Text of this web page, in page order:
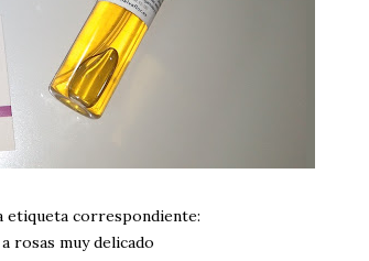
etiqueta correspondiente:
rosas muy delicado